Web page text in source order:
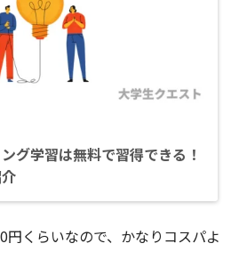
グ学習は無料で習得できる！
円くらいなので、かなりコスパよ